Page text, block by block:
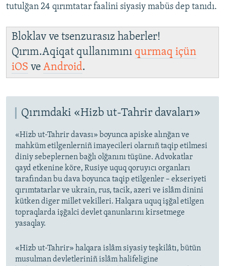
tutulğan 24 qırımtatar faalini siyasiy mabüs dep tanıdı.
Bloklav ve tsenzurasız haberler!
Qırım.Aqiqat qullanımını qurmaq içün
iOS ve Android.
Qırımdaki «Hizb ut-Tahrir davaları»
«Hizb ut-Tahrir davası» boyunca apiske alınğan ve
mahküm etilgenlerniñ imayecileri olarnıñ taqip etilmesi
diniy sebeplernen bağlı olğanını tüşüne. Advokatlar
qayd etkenine köre, Rusiye uquq qoruyıcı organları
tarafından bu dava boyunca taqip etilgenler – ekseriyeti
qırımtatarlar ve ukrain, rus, tacik, azeri ve islâm dinini
kütken diger millet vekilleri. Halqara uquq işğal etilgen
topraqlarda işğalci devlet qanunlarını kirsetmege
yasaqlay.
«Hizb ut-Tahrir» halqara islâm siyasiy teşkilâtı, bütün
musulman devletleriniñ islâm halifeligine